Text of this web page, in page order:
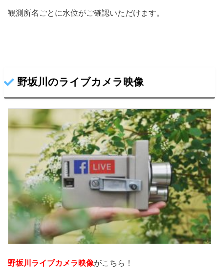
観測所名ごとに水位がご確認いただけます。
野坂川のライブカメラ映像
野坂川ライブカメラ映像がこちら！